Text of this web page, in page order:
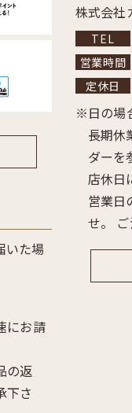
いた場
にお請
の返
下さ
株式会社
日の場
長期休
ダーを
店休日
営業日
せ。 ご